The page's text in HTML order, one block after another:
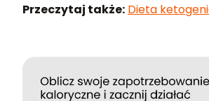
Przeczytaj także: Dieta